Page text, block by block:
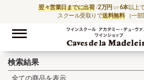
翌々営業日までに出荷/2万円 or6本以上
スクール受取りで送料無料 （一
検索結果
全ての商品を表示